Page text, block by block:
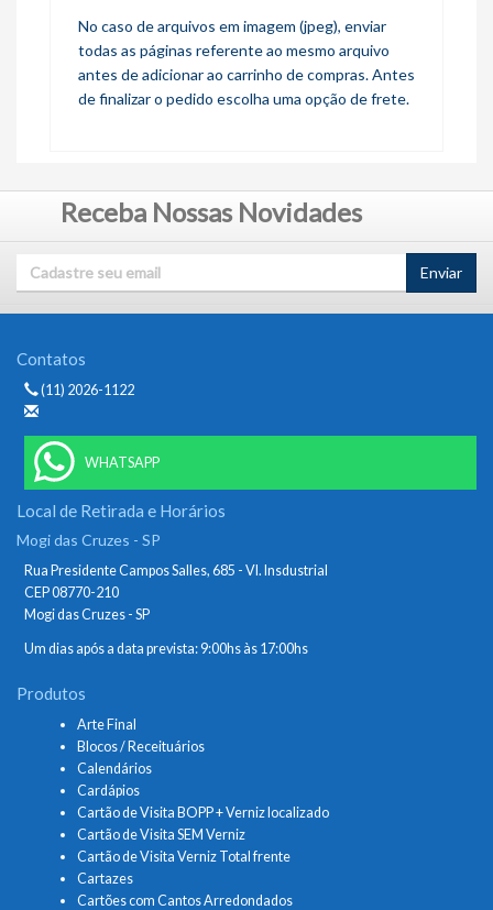
No caso de arquivos em imagem (jpeg), enviar
todas as páginas referente ao mesmo arquivo
antes de adicionar ao carrinho de compras. Antes
de finalizar o pedido escolha uma opção de frete.
Receba Nossas Novidades
Enviar
Contatos
(11) 2026-1122
WHATSAPP
Local de Retirada e Horários
Mogi das Cruzes - SP
Rua Presidente Campos Salles, 685 - Vl. Insdustrial
CEP 08770-210
Mogi das Cruzes - SP
Um dias após a data prevista: 9:00hs às 17:00hs
Produtos
Arte Final
Blocos / Receituários
Calendários
Cardápios
Cartão de Visita BOPP + Verniz localizado
Cartão de Visita SEM Verniz
Cartão de Visita Verniz Total frente
Cartazes
Cartões com Cantos Arredondados